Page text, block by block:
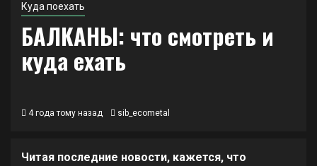
Куда поехать
БАЛКАНЫ: что смотреть и
куда ехать
4 года тому назад sib_ecometal
Читая последние новости, кажется, что